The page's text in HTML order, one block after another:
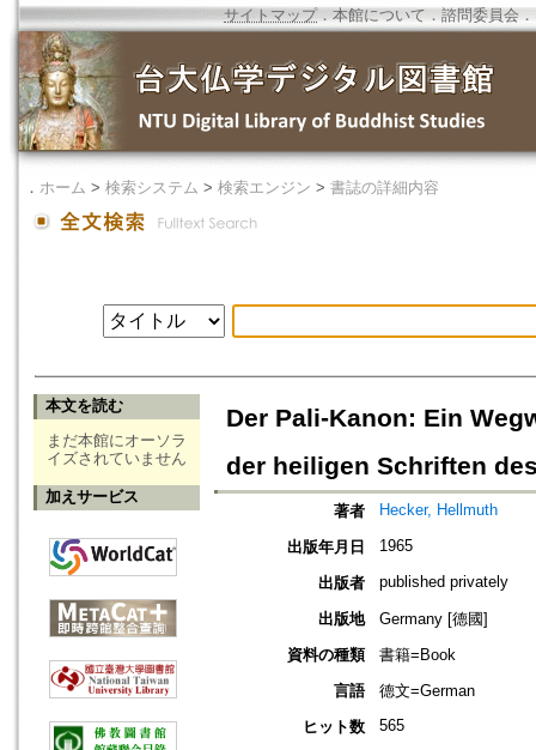
サイトマップ．本館について ． 諮問委員会 ．
． ホーム > 検索システム > 検索エンジン > 書誌の詳細内容
本文を読む
まだ本館にオーソラ
イズされていません
加えサービス
Der Pali-Kanon: Ein
der heiligen Schriften
著者 Hecker, Hellmuth
出版年月日 1965
出版者 published privately
出版地
Germany [德國]
資料の種類
書籍=Book
言語
德文=German
ヒット数
565